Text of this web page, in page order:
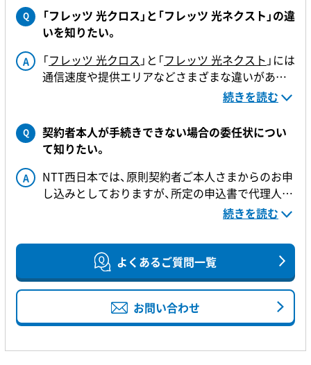
ただし、マンションタイプのご利用にあたっては、
お住まいの集合住宅敷地内の共用スペースに「フレ
ッツ光」の設備が設置されていることが条件となり
ますので、集合住宅にお住まいであってもファミリ
ータイプにてご提供させていただく場合がありま
なお、マンションタイプの場合、同一敷地内の複数
のお客さまでご利用いただきますので、ファミリー
タイプに比べて安価な料金となっております。
Q
「フレッツ 光クロス」と「フレッツ 光ネクスト」の違
いを知りたい。
A 「フレッツ 光クロス 」と「フレッツ 光ネクスト 」には
通信速度や提供エリアなどさまざまな違いがあり
Q．「フレッツ 光ネクスト」のタイプの違いを知り
たい。
続きを読む
Q
契約者本人が手続きできない場合の委任状につい
て知りたい。
A
NTT西日本では、原則契約者ご本人さまからのお申
し込みとしておりますが、所定の申込書で代理人に
くはこちらをご確認ください。
※指定以外の様式で委任を承ることはできかねま
Q．NTT西日本で使用できる本人性確認書類につい
て知りたい。
Q．契約者が亡くなったため、解約したい。
続きを読む
よくあるご質問一覧
お問い合わせ